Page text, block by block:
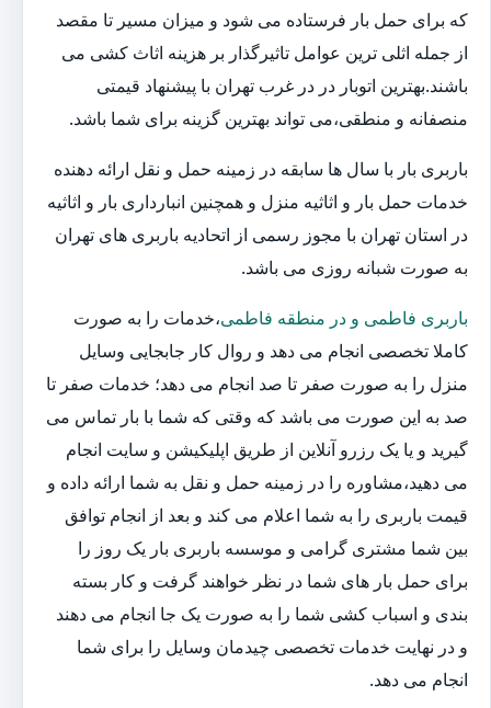
که برای حمل بار فرستاده می شود و میزان مسیر تا مقصد
از جمله اثلی ترین عوامل تاثیرگذار بر هزینه اثاث کشی می
باشند.بهترین اتوبار در در غرب تهران با پیشنهاد قیمتی
منصفانه و منطقی،می تواند بهترین گزینه برای شما باشد.
باربری بار با سال ها سابقه در زمینه حمل و نقل ارائه دهنده
خدمات حمل بار و اثاثیه منزل و همچنین انبارداری بار و اثاثیه
در استان تهران با مجوز رسمی از اتحادیه باربری های تهران
به صورت شبانه روزی می باشد.
باربری فاطمی و در منطقه فاطمی،خدمات را به صورت
کاملا تخصصی انجام می دهد و روال کار جابجایی وسایل
منزل را به صورت صفر تا صد انجام می دهد؛ خدمات صفر تا
صد به این صورت می باشد که وقتی که شما با بار تماس می
گیرید و یا یک رزرو آنلاین از طریق اپلیکیشن و سایت انجام
می دهید،مشاوره را در زمینه حمل و نقل به شما ارائه داده و
قیمت باربری را به شما اعلام می کند و بعد از انجام توافق
بین شما مشتری گرامی و موسسه باربری بار یک روز را
برای حمل بار های شما در نظر خواهند گرفت و کار بسته
بندی و اسباب کشی شما را به صورت یک جا انجام می دهند
و در نهایت خدمات تخصصی چیدمان وسایل را برای شما
انجام می دهد.